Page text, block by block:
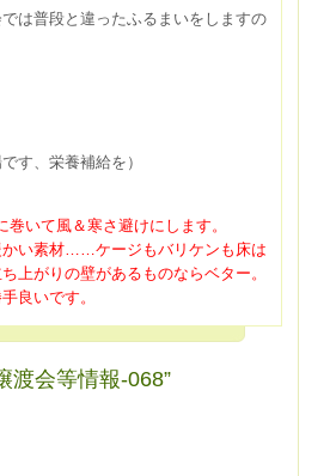
は普段と違ったふるまいをしますの
す、栄養補給を）
いて風＆寒さ避けにします。
い素材……ケージもバリケンも床は
上がりの壁があるものならベター。
良いです。
渡会等情報-068”